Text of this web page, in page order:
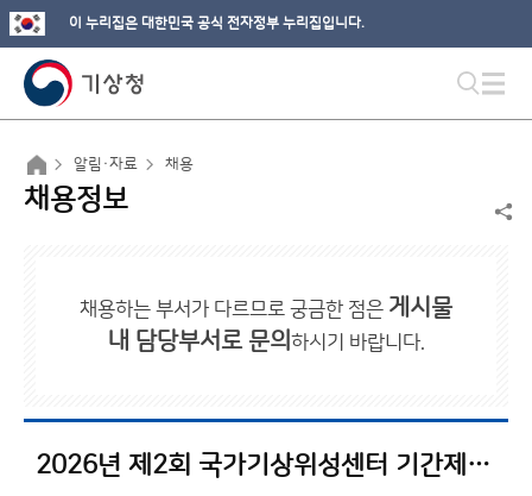
이 누리집은 대한민국 공식 전자정부 누리집입니다.
알림·자료 채용
채용정보
채용하는 부서가 다르므로 궁금한 점은 게시물
내 담당부서로 문의 하시기 바랍니다.
2026년 제2회 국가기상위성센터 기간제 근로자(연구원) 채용 서류전형 합격자 및 면접시험 일정 공고